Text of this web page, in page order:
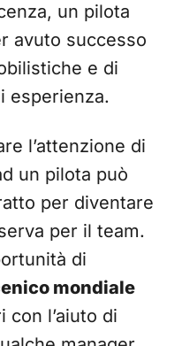
un pilota
avuto successo
e di
esperienza.
l’attenzione di
un pilota può
per diventare
per il team.
di
mondiale
con l’aiuto di